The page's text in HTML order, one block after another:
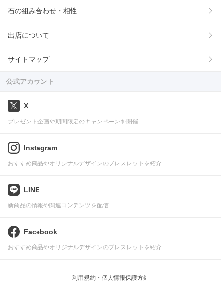
石の組み合わせ・相性
出店について
サイトマップ
公式アカウント
X
プレゼント企画や期間限定のキャンペーンを開催
Instagram
おすすめ商品やオリジナルデザインのブレスレットを紹介
LINE
新商品の情報や関連コンテンツを配信
Facebook
おすすめ商品やオリジナルデザインのブレスレットを紹介
利用規約・個人情報保護方針